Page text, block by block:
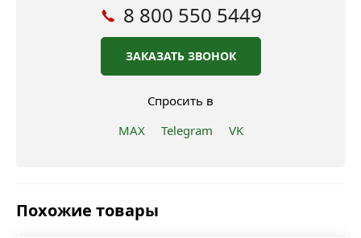
8 800 550 5449
ЗАКАЗАТЬ ЗВОНОК
Спросить в
MAX
Telegram VK
Похожие товары